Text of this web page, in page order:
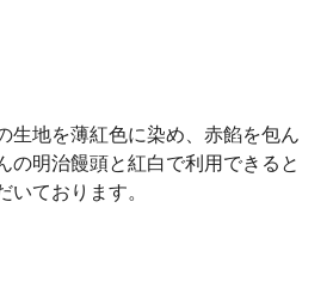
生地を薄紅色に染め、赤餡を包ん
の明治饅頭と紅白で利用できると
いております。